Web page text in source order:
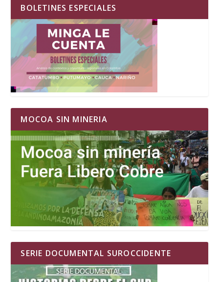
BOLETINES ESPECIALES
MOCOA SIN MINERIA
SERIE DOCUMENTAL SUROCCIDENTE